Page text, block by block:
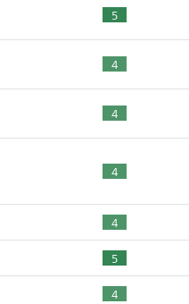
5
4
4
4
4
5
4